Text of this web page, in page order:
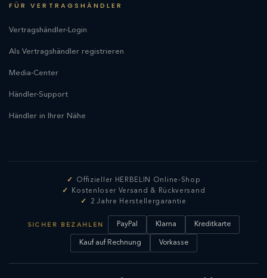
FÜR VERTRAGSHÄNDLER
Vertragshändler-Login
Als Vertragshändler registrieren
Media-Center
Händler-Support
Händler in Ihrer Nähe
Offizieller HERBELIN Online-Shop
Kostenloser Versand & Rückversand
2 Jahre Herstellergarantie
SICHER BEZAHLEN PayPal Klarna Kreditkarte
Kauf auf Rechnung Vorkasse